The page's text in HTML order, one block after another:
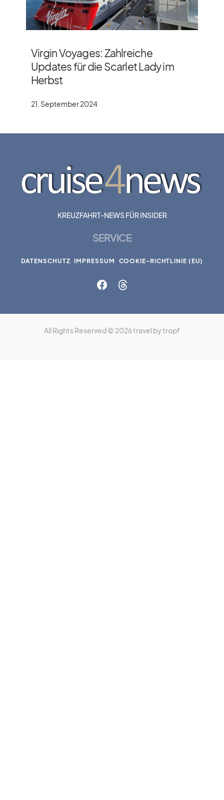
Virgin Voyages: Zahlreiche
Updates für die Scarlet Lady im
Herbst
21. September 2024
KREUZFAHRT-NEWS FÜR INSIDER
SERVICE
DATENSCHUTZ IMPRESSUM COOKIE-RICHTLINIE (EU)
All Rights Reserved © 2026 travel by tropf